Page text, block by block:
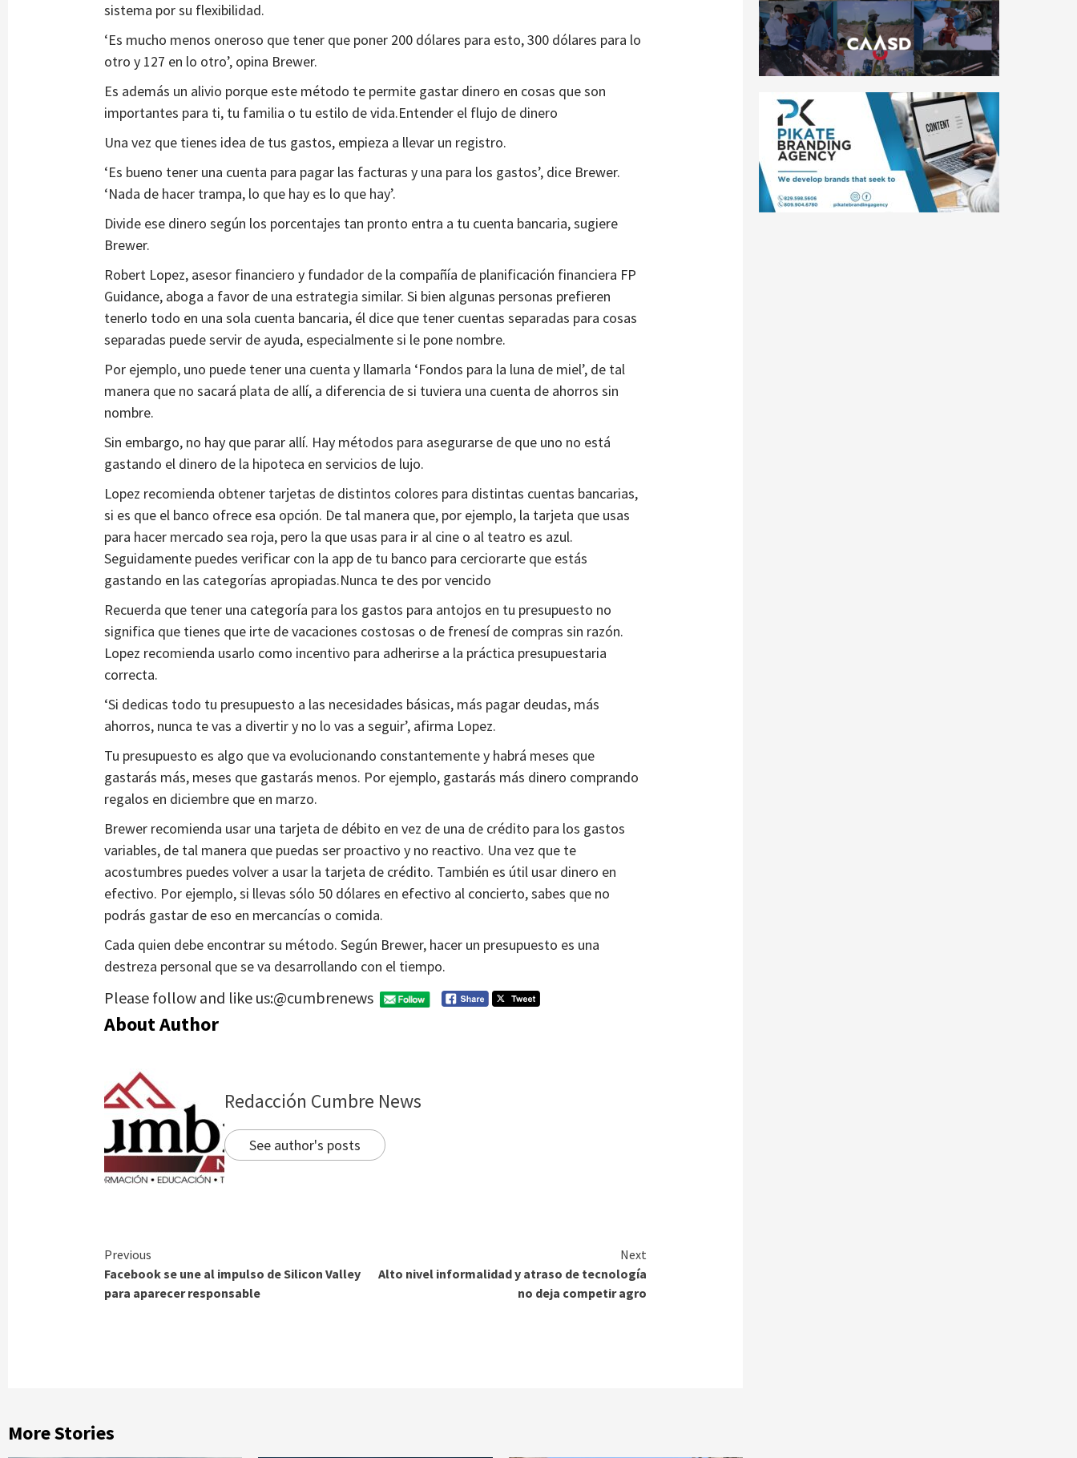
sistema por su flexibilidad.
‘Es mucho menos oneroso que tener que poner 200 dólares para esto, 300 dólares para lo
otro y 127 en lo otro’, opina Brewer.
Es además un alivio porque este método te permite gastar dinero en cosas que son
importantes para ti, tu familia o tu estilo de vida.Entender el flujo de dinero
Una vez que tienes idea de tus gastos, empieza a llevar un registro.
‘Es bueno tener una cuenta para pagar las facturas y una para los gastos’, dice Brewer.
‘Nada de hacer trampa, lo que hay es lo que hay’.
Divide ese dinero según los porcentajes tan pronto entra a tu cuenta bancaria, sugiere
Brewer.
Robert Lopez, asesor financiero y fundador de la compañía de planificación financiera FP
Guidance, aboga a favor de una estrategia similar. Si bien algunas personas prefieren
tenerlo todo en una sola cuenta bancaria, él dice que tener cuentas separadas para cosas
separadas puede servir de ayuda, especialmente si le pone nombre.
Por ejemplo, uno puede tener una cuenta y llamarla ‘Fondos para la luna de miel’, de tal
manera que no sacará plata de allí, a diferencia de si tuviera una cuenta de ahorros sin
nombre.
Sin embargo, no hay que parar allí. Hay métodos para asegurarse de que uno no está
gastando el dinero de la hipoteca en servicios de lujo.
Lopez recomienda obtener tarjetas de distintos colores para distintas cuentas bancarias,
si es que el banco ofrece esa opción. De tal manera que, por ejemplo, la tarjeta que usas
para hacer mercado sea roja, pero la que usas para ir al cine o al teatro es azul.
Seguidamente puedes verificar con la app de tu banco para cerciorarte que estás
gastando en las categorías apropiadas.Nunca te des por vencido
Recuerda que tener una categoría para los gastos para antojos en tu presupuesto no
significa que tienes que irte de vacaciones costosas o de frenesí de compras sin razón.
Lopez recomienda usarlo como incentivo para adherirse a la práctica presupuestaria
correcta.
‘Si dedicas todo tu presupuesto a las necesidades básicas, más pagar deudas, más
ahorros, nunca te vas a divertir y no lo vas a seguir’, afirma Lopez.
Tu presupuesto es algo que va evolucionando constantemente y habrá meses que
gastarás más, meses que gastarás menos. Por ejemplo, gastarás más dinero comprando
regalos en diciembre que en marzo.
Brewer recomienda usar una tarjeta de débito en vez de una de crédito para los gastos
variables, de tal manera que puedas ser proactivo y no reactivo. Una vez que te
acostumbres puedes volver a usar la tarjeta de crédito. También es útil usar dinero en
efectivo. Por ejemplo, si llevas sólo 50 dólares en efectivo al concierto, sabes que no
podrás gastar de eso en mercancías o comida.
Cada quien debe encontrar su método. Según Brewer, hacer un presupuesto es una
destreza personal que se va desarrollando con el tiempo.
Please follow and like us:@cumbrenews
About Author
Redacción Cumbre News
See author's posts
Continue
Reading
Previous
Facebook se une al impulso de Silicon Valley
para aparecer responsable
Next
Alto nivel informalidad y atraso de tecnología
no deja competir agro
More Stories